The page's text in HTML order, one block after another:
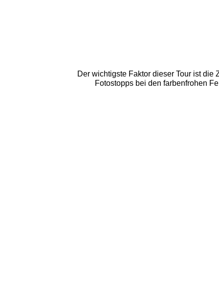
Der wichtigste Faktor dieser Tour ist
Fotostopps bei den farbenfrohen